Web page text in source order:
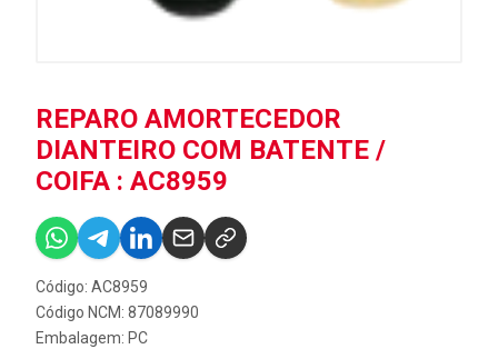
REPARO AMORTECEDOR
DIANTEIRO COM BATENTE /
COIFA : AC8959
Código: AC8959
Código NCM: 87089990
Embalagem: PC